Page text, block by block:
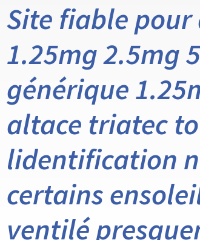
Site fiable
1.25mg 2.5mg
générique
altace triatec
lidentification
certains
ventilé